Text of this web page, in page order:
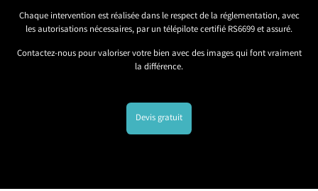
Chaque intervention est réalisée dans le respect de la réglementation, avec
les autorisations nécessaires, par un télépilote certifié RS6699 et assuré.
Contactez-nous pour valoriser votre bien avec des images qui font vraiment
la différence.
Devis gratuit